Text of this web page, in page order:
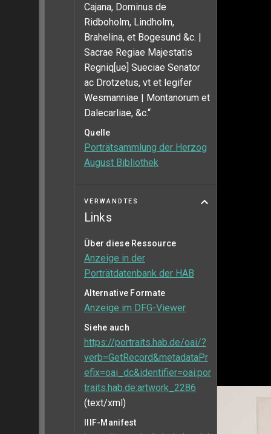
Cajana, Dominus de
Ridboholm, Lindholm,
Brahelina, et Bogesund &c. |
Sacrae Regiae Majestatis
Regniq[ue] Sueciae Senator
ac Drotzetus, vt et legifer
Wesmanniae | Montanorum et
Dalecarliae, &c.“
Quelle
Porträtsammlung der Herzog
August Bibliothek
VERWANDTES
Links
Über diese Ressource
Anzeige in der
Porträtdatenbank der HAB
Alternative Formate
Anzeige im DFG-Viewer
Siehe auch
https://portraits.hab.de/oai/?
verb=GetRecord&metadataPr
efix=oai_dc&identifier=oai:por
traits.hab.de:artwork_2286
(text/xml)
IIIF-Manifest